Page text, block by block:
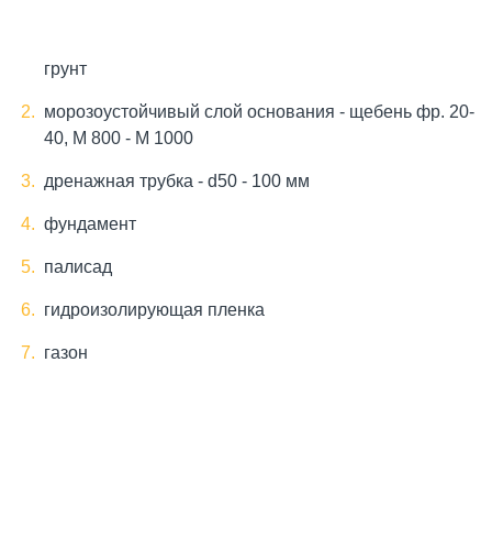
грунт
морозоустойчивый слой основания - щебень фр. 20-
40, М 800 - М 1000
дренажная трубка - d50 - 100 мм
фундамент
палисад
гидроизолирующая пленка
газон